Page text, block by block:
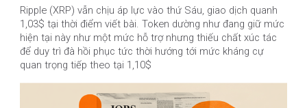
Ripple (XRP) vẫn chịu áp lực vào thứ Sáu, giao dịch quanh
1,03$ tại thời điểm viết bài. Token dường như đang giữ mức
hiện tại này như một mức hỗ trợ nhưng thiếu chất xúc tác
để duy trì đà hồi phục tức thời hướng tới mức kháng cự
quan trọng tiếp theo tại 1,10$